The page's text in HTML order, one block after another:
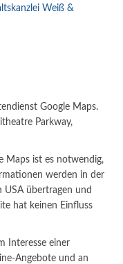
Weiß &
Google Maps.
Parkway,
Maps ist es notwendig,
werden in der
USA übertragen und
hat keinen Einfluss
Interesse einer
Angebote und an